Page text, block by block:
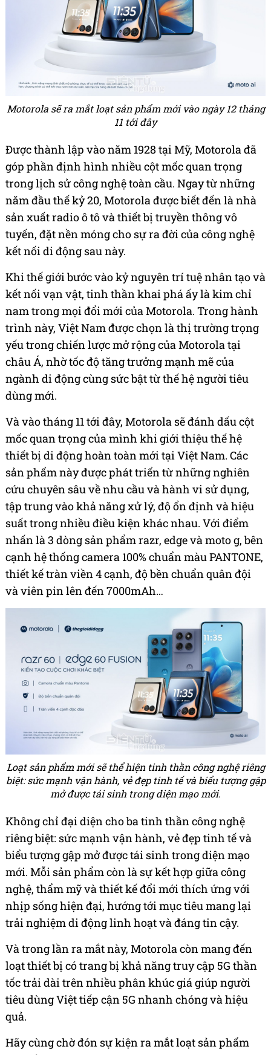
Motorola sẽ ra mắt loạt sản phẩm mới vào ngày 12 tháng
11 tới đây
Được thành lập vào năm 1928 tại Mỹ, Motorola đã
góp phần định hình nhiều cột mốc quan trọng
trong lịch sử công nghệ toàn cầu. Ngay từ những
năm đầu thế kỷ 20, Motorola được biết đến là nhà
sản xuất radio ô tô và thiết bị truyền thông vô
tuyến, đặt nền móng cho sự ra đời của công nghệ
kết nối di động sau này.
Khi thế giới bước vào kỷ nguyên trí tuệ nhân tạo và
kết nối vạn vật, tinh thần khai phá ấy là kim chỉ
nam trong mọi đổi mới của Motorola. Trong hành
trình này, Việt Nam được chọn là thị trường trọng
yếu trong chiến lược mở rộng của Motorola tại
châu Á, nhờ tốc độ tăng trưởng mạnh mẽ của
ngành di động cùng sức bật từ thế hệ người tiêu
dùng mới.
Và vào tháng 11 tới đây, Motorola sẽ đánh dấu cột
mốc quan trọng của mình khi giới thiệu thế hệ
thiết bị di động hoàn toàn mới tại Việt Nam. Các
sản phẩm này được phát triển từ những nghiên
cứu chuyên sâu về nhu cầu và hành vi sử dụng,
tập trung vào khả năng xử lý, độ ổn định và hiệu
suất trong nhiều điều kiện khác nhau. Với điểm
nhấn là 3 dòng sản phẩm razr, edge và moto g, bên
cạnh hệ thống camera 100% chuẩn màu PANTONE,
thiết kế tràn viền 4 cạnh, độ bền chuẩn quân đội
và viên pin lên đến 7000mAh…
Loạt sản phẩm mới sẽ thể hiện tinh thần công nghệ riêng
biệt: sức mạnh vận hành, vẻ đẹp tinh tế và biểu tượng gập
mở được tái sinh trong diện mạo mới.
Không chỉ đại diện cho ba tinh thần công nghệ
riêng biệt: sức mạnh vận hành, vẻ đẹp tinh tế và
biểu tượng gập mở được tái sinh trong diện mạo
mới. Mỗi sản phẩm còn là sự kết hợp giữa công
nghệ, thẩm mỹ và thiết kế đổi mới thích ứng với
nhịp sống hiện đại, hướng tới mục tiêu mang lại
trải nghiệm di động linh hoạt và đáng tin cậy.
Và trong lần ra mắt này, Motorola còn mang đến
loạt thiết bị có trang bị khả năng truy cập 5G thần
tốc trải dài trên nhiều phân khúc giá giúp người
tiêu dùng Việt tiếp cận 5G nhanh chóng và hiệu
quả.
Hãy cùng chờ đón sự kiện ra mắt loạt sản phẩm